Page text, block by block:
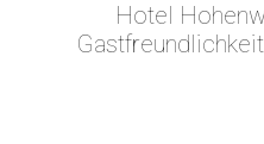
Hotel